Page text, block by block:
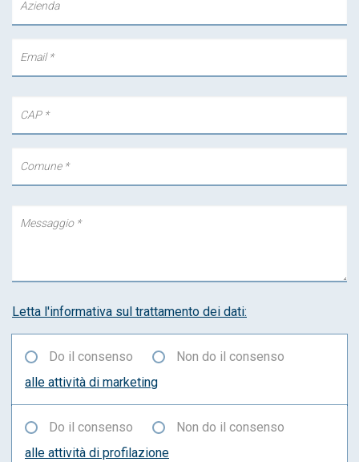
Letta l'informativa sul trattamento dei dati:
Do il consenso
Non do il consenso
alle attività di marketing
Do il consenso
Non do il consenso
alle attività di profilazione